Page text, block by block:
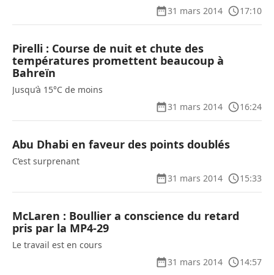
31 mars 2014
17:10
Pirelli : Course de nuit et chute des
températures promettent beaucoup à
Bahreïn
Jusqu’à 15°C de moins
31 mars 2014
16:24
Abu Dhabi en faveur des points doublés
C’est surprenant
31 mars 2014
15:33
McLaren : Boullier a conscience du retard
pris par la MP4-29
Le travail est en cours
31 mars 2014
14:57